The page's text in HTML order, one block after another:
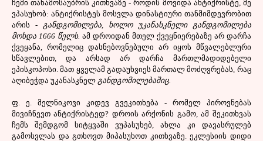
ჩემი თანამოსაუბრის კითხვაზე - როდის მოვიდა ანტიქრისტე, მე
ვპასუხობ: ანტიქრისტეს მოსვლა დინასტიური თანმიმდევრობით
არის - განდგომილება, ხოლო უკანასკნელი განდგომილება
მოხდა 1666 წელს. ამ დროიდან მთელ ქვეყნიერებაზე არ დარჩა
ქვეყანა, რომელიც დასნებოვნებული არ იყოს მწვალებლური
სწავლებით, და არსად არ დარჩა მართლმადიდებელი
ეპისკოპოსი. მათ ყველამ გადაუხვიეს მართალ მოძღვრებას, რაც
აღიბეჭდა უკანასკნელ განდგომილებაშიც.
ფ. ე. მელნიკოვი კიდევ გვეკითხება - რომელ პიროვნებას
მივიჩნევთ ანტიქრისტედ? დროის არქონის გამო, ამ შეკითხვას
ჩემს შემდგომ სიტყვაში ვუპასუხებ, ახლა კი დავასრულებ
გამოსვლას და გთხოვთ მიპასუხოთ კითხვაზე. ეკლესიის დიდი